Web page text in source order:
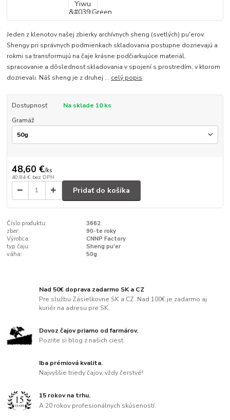
Jeden z klenotov našej zbierky archívnych sheng (svetlých) pu'erov.
Shengy pri správnych podmienkach skladovania postupne dozrievajú a
rokmi sa transformujú na čaje krásne podčiarkujúce materiál,
spracovanie a dôslednosť skladovania v spojení s prostredím, v ktorom
dozrievali. Náš sheng je z druhej ... celý popis
Dostupnosť
Na sklade 10 ks
Gramáž
48,60 €/ks
40,84 € bez DPH
Pridať do košíka
Číslo produktu:
3662
zber:
90-te roky
Výrobca:
CNNP Factory
typ čaju:
Sheng pu'er
váha:
50g
Nad 50€ doprava zadarmo SK a CZ
Pre službu Zásielkovne SK a CZ. Nad 100€ je zadarmo aj
kuriér na adresu pre SK.
Dovoz čajov priamo od farmárov.
Pozrite si blog z našich ciest.
Iba prémiová kvalita.
Najvyššie triedy čajov, vždy čerstvé!
15 rokov na trhu.
A 20 rokov profesionálnych skúseností.